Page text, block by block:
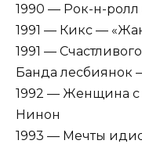
1990 — Рок-н-
1991 — Кикс —
1991 —
Банда лесбиянок
1992 — Женщина
Нинон
1993 — Мечты